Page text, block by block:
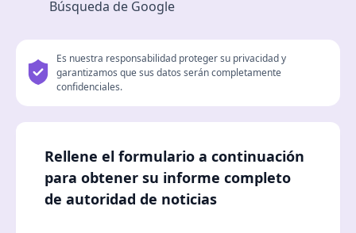
Búsqueda de Google
Es nuestra responsabilidad proteger su privacidad y
garantizamos que sus datos serán completamente
confidenciales.
Rellene el formulario a continuación
para obtener su informe completo
de autoridad de noticias